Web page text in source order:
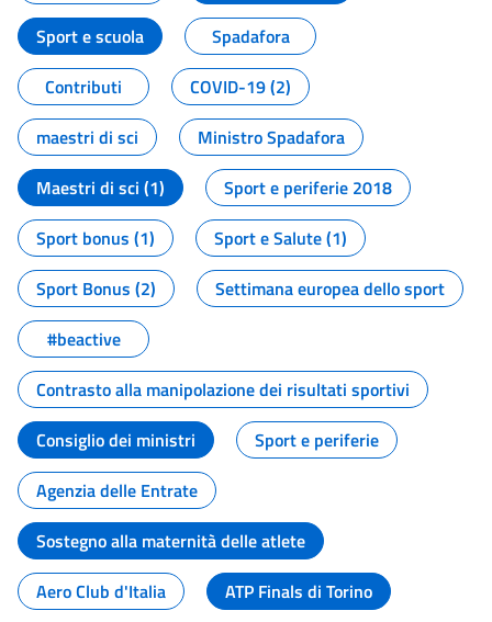
Sport e scuola
Spadafora
Contributi
COVID-19 (2)
maestri di sci
Ministro Spadafora
Maestri di sci (1)
Sport e periferie 2018
Sport bonus (1)
Sport e Salute (1)
Sport Bonus (2)
Settimana europea dello sport
#beactive
Contrasto alla manipolazione dei risultati sportivi
Consiglio dei ministri
Sport e periferie
Agenzia delle Entrate
Sostegno alla maternità delle atlete
Aero Club d'Italia
ATP Finals di Torino